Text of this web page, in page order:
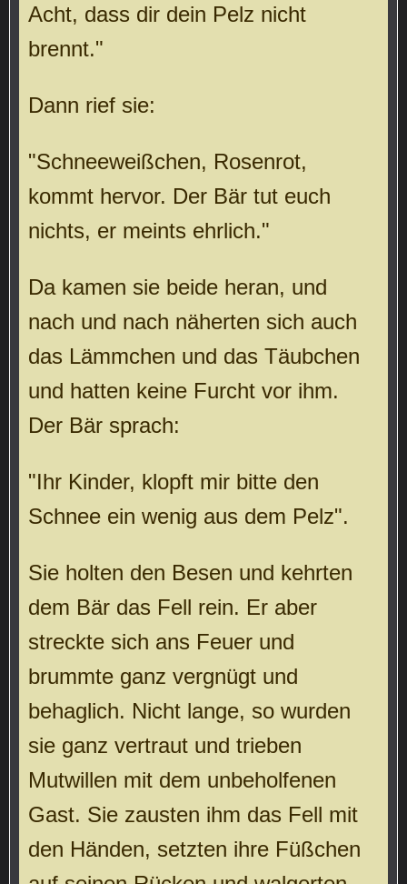
Acht, dass dir dein Pelz nicht
brennt."
Dann rief sie:
"Schneeweißchen, Rosenrot,
kommt hervor. Der Bär tut euch
nichts, er meints ehrlich."
Da kamen sie beide heran, und
nach und nach näherten sich auch
das Lämmchen und das Täubchen
und hatten keine Furcht vor ihm.
Der Bär sprach:
"Ihr Kinder, klopft mir bitte den
Schnee ein wenig aus dem Pelz".
Sie holten den Besen und kehrten
dem Bär das Fell rein. Er aber
streckte sich ans Feuer und
brummte ganz vergnügt und
behaglich. Nicht lange, so wurden
sie ganz vertraut und trieben
Mutwillen mit dem unbeholfenen
Gast. Sie zausten ihm das Fell mit
den Händen, setzten ihre Füßchen